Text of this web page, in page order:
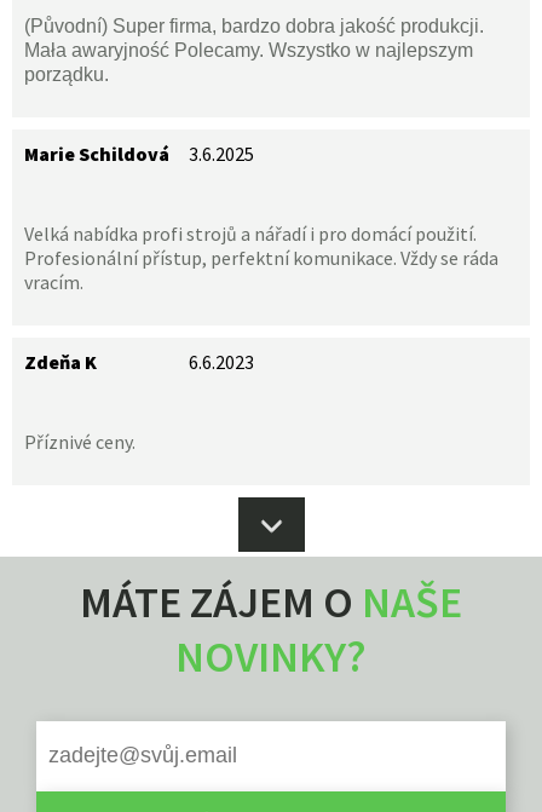
(Původní) Super firma, bardzo dobra jakość produkcji.
Mała awaryjność Polecamy. Wszystko w najlepszym
porządku.
Marie Schildová 3.6.2025
Velká nabídka profi strojů a nářadí i pro domácí použití.
Profesionální přístup, perfektní komunikace. Vždy se ráda
vracím.
Zdeňa K 6.6.2023
Příznivé ceny.
MÁTE ZÁJEM O NAŠE
NOVINKY?